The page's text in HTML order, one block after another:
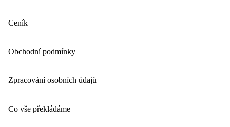
Ceník
Obchodní podmínky
Zpracování osobních údajů
Co vše překládáme